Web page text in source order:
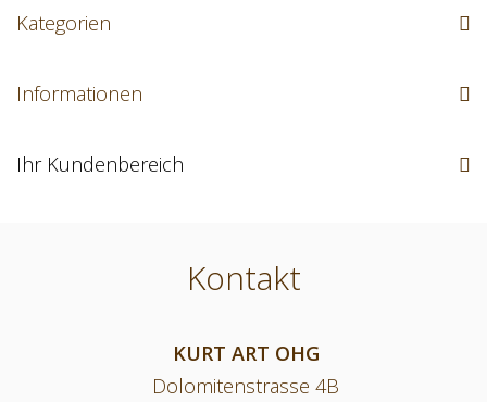
Kategorien
Informationen
Ihr Kundenbereich
Kontakt
KURT ART OHG
Dolomitenstrasse 4B